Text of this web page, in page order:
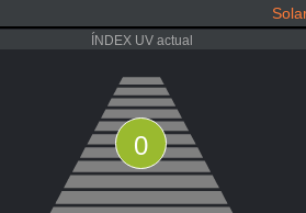
ÍNDEX UV actual
0